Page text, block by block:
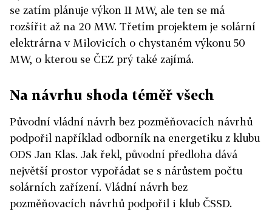
se zatím plánuje výkon 11 MW, ale ten se má
rozšířit až na 20 MW. Třetím projektem je solární
elektrárna v Milovicích o chystaném výkonu 50
MW, o kterou se ČEZ prý také zajímá.
Na návrhu shoda téměř všech
Původní vládní návrh bez pozměňovacích návrhů
podpořil například odborník na energetiku z klubu
ODS Jan Klas. Jak řekl, původní předloha dává
největší prostor vypořádat se s nárůstem počtu
solárních zařízení. Vládní návrh bez
pozměňovacích návrhů podpořil i klub ČSSD.